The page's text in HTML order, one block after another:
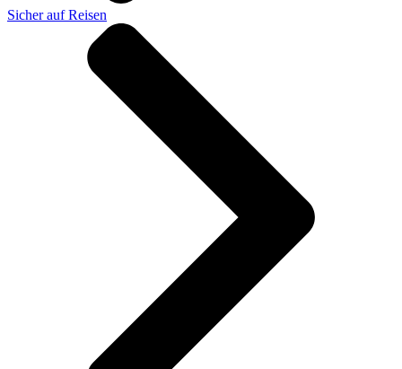
Sicher auf Reisen